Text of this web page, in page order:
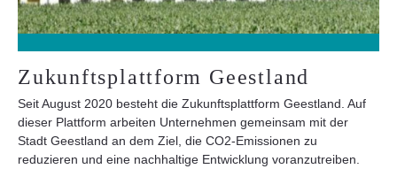
Zukunftsplattform Geestland
Seit August 2020 besteht die Zukunftsplattform Geestland. Auf
dieser Plattform arbeiten Unternehmen gemeinsam mit der
Stadt Geestland an dem Ziel, die CO2-Emissionen zu
reduzieren und eine nachhaltige Entwicklung voranzutreiben.